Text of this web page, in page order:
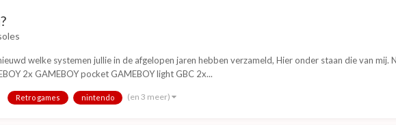
welke systemen jullie in de afgelopen jaren hebben verzameld, Hier onder staan die van
2x GAMEBOY pocket GAMEBOY light GBC 2x...
Retro games nintendo (en 3 meer)